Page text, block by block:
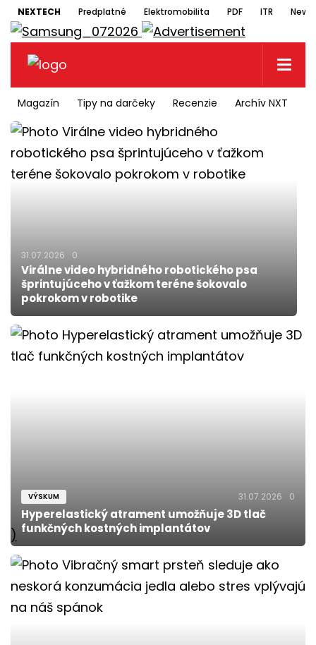
NEXTECH Predplatné Elektromobilita PDF ITR
Magazín Tipy na darčeky Recenzie Archív NXT
31.07.2026 0
Virálne video hybridného robotického psa
šprintujúceho v ťažkom teréne šokovalo
pokrokom v robotike
)
VÝSKUM 31.07.2026 0
Hyperelastický atrament umožňuje 3D tlač
funkčných kostných implantátov